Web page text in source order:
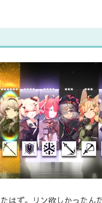
はず。リン欲しかったん